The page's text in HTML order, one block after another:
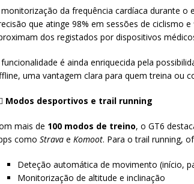
da frequência cardíaca durante
que atinge 98% em sessões de ciclismo
dos registados por dispositivos
é ainda enriquecida pela
uma vantagem clara para quem treina ou
Modos desportivos e trail running
mais de 100 modos de treino, o GT6
como Strava e Komoot. Para o trail running,
Deteção automática de movimento (início,
Monitorização de altitude e inclinação